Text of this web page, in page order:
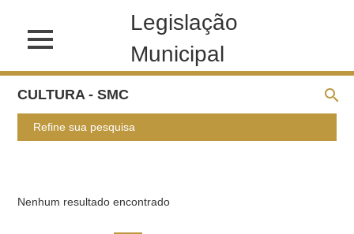
Legislação
Municipal
CULTURA - SMC
Refine sua pesquisa
Nenhum resultado encontrado